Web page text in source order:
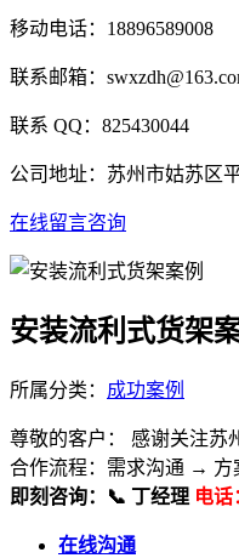
移动电话：18896589008
联系邮箱：
联系 QQ：825430044
公司地址：苏州市姑苏区
在线留言咨询
安装流利式货架
所属分类： 成功案例
尊敬的客户： 感谢关注苏
合作流程：​ 需求沟通 →
即刻咨询：​ 📞 丁经理 电话
在线沟通